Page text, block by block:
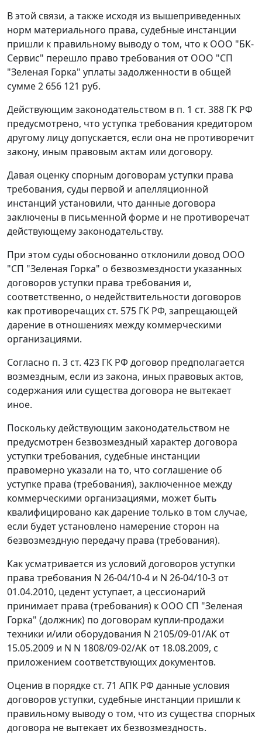
В этой связи, а также исходя из вышеприведенных
норм материального права, судебные инстанции
пришли к правильному выводу о том, что к ООО "БК-
Сервис" перешло право требования от ООО "СП
"Зеленая Горка" уплаты задолженности в общей
сумме 2 656 121 руб.
Действующим законодательством в п. 1 ст. 388 ГК РФ
предусмотрено, что уступка требования кредитором
другому лицу допускается, если она не противоречит
закону, иным правовым актам или договору.
Давая оценку спорным договорам уступки права
требования, суды первой и апелляционной
инстанций установили, что данные договора
заключены в письменной форме и не противоречат
действующему законодательству.
При этом суды обоснованно отклонили довод ООО
"СП "Зеленая Горка" о безвозмездности указанных
договоров уступки права требования и,
соответственно, о недействительности договоров
как противоречащих ст. 575 ГК РФ, запрещающей
дарение в отношениях между коммерческими
организациями.
Согласно п. 3 ст. 423 ГК РФ договор предполагается
возмездным, если из закона, иных правовых актов,
содержания или существа договора не вытекает
иное.
Поскольку действующим законодательством не
предусмотрен безвозмездный характер договора
уступки требования, судебные инстанции
правомерно указали на то, что соглашение об
уступке права (требования), заключенное между
коммерческими организациями, может быть
квалифицировано как дарение только в том случае,
если будет установлено намерение сторон на
безвозмездную передачу права (требования).
Как усматривается из условий договоров уступки
права требования N 26-04/10-4 и N 26-04/10-3 от
01.04.2010, цедент уступает, а цессионарий
принимает права (требования) к ООО СП "Зеленая
Горка" (должник) по договорам купли-продажи
техники и/или оборудования N 2105/09-01/АК от
15.05.2009 и N N 1808/09-02/АК от 18.08.2009, с
приложением соответствующих документов.
Оценив в порядке ст. 71 АПК РФ данные условия
договоров уступки, судебные инстанции пришли к
правильному выводу о том, что из существа спорных
договора не вытекает их безвозмездность.